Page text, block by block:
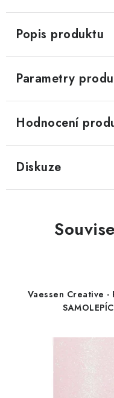
Popis produktu
Parametry
Hodnocení
Diskuze
Vaessen Creative -